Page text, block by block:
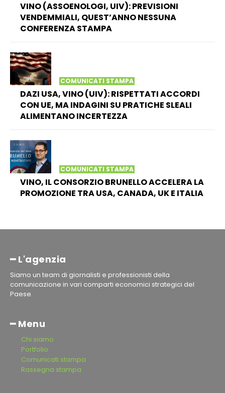
VINO (ASSOENOLOGI, UIV): PREVISIONI
VENDEMMIALI, QUEST’ANNO NESSUNA
CONFERENZA STAMPA
COMUNICATI STAMPA
DAZI USA, VINO (UIV): RISPETTATI ACCORDI
CON UE, MA INDAGINI SU PRATICHE SLEALI
ALIMENTANO INCERTEZZA
COMUNICATI STAMPA
VINO, IL CONSORZIO BRUNELLO ACCELERA LA
PROMOZIONE TRA USA, CANADA, UK E ITALIA
━ L'agenzia
Siamo un team di giornalisti e professionisti della
comunicazione in vari comparti economici strategici del
Paese.
━ Menu
Chi siamo
Portfolio
Comunicati stampa
Rassegna stampa